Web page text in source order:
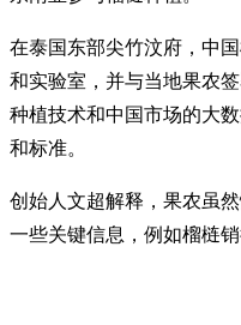
在泰国东部尖竹汶府，中
和实验室，并与当地果农
种植技术和中国市场的大
和标准。
创始人文超解释，果农虽
一些关键信息，例如榴梿